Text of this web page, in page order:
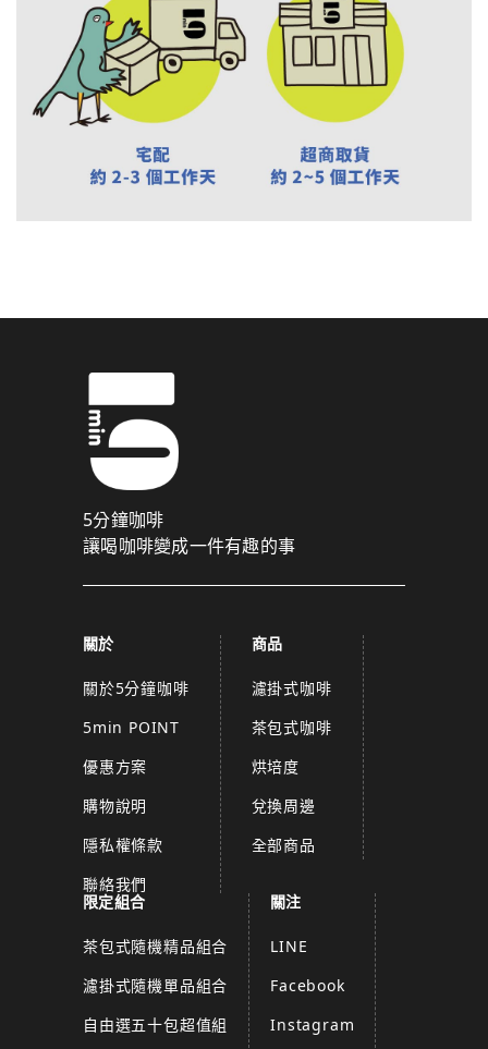
5分鐘咖啡
讓喝咖啡變成一件有趣的事
關於
關於5分鐘咖啡
5min POINT
優惠方案
購物說明
隱私權條款
聯絡我們
商品
濾掛式咖啡
茶包式咖啡
烘培度
兌換周邊
全部商品
限定組合
茶包式隨機精品組合
濾掛式隨機單品組合
自由選五十包超值組
關注
LINE
Facebook
Instagram